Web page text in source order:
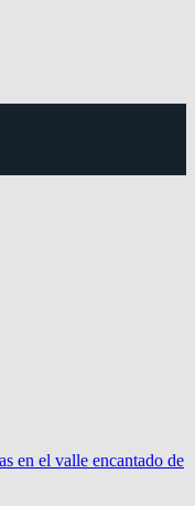
en el valle encantado de